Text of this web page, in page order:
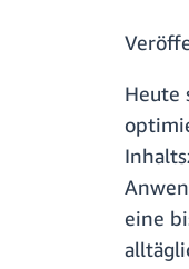
Heute
eine